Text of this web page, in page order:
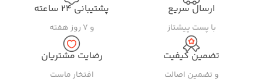
ارسال سریع
با پست پیشتاز
پشتیبانی ۲۴ ساعته
و ۷ روز هفته
تضمین کیفیت
و تضمین اصالت
رضایت مشتریان
افتخار ماست